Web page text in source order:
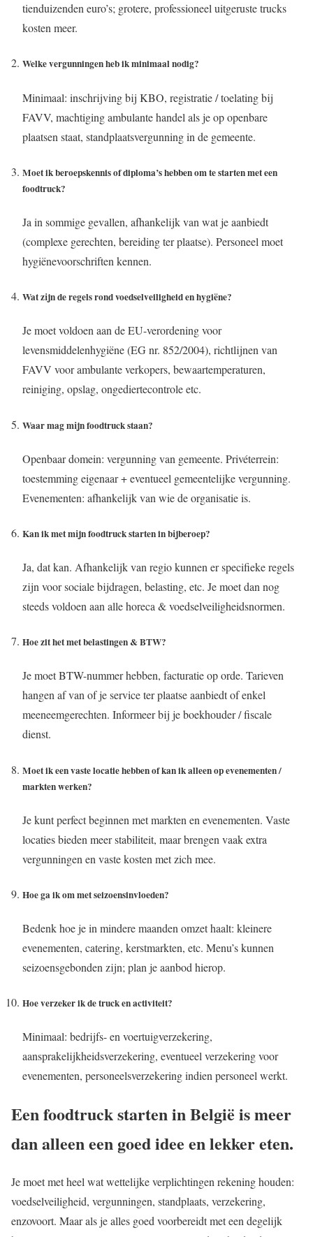
tienduizenden euro’s; grotere, professioneel uitgeruste trucks
kosten meer.
Welke vergunningen heb ik minimaal nodig?
Minimaal: inschrijving bij KBO, registratie / toelating bij
FAVV, machtiging ambulante handel als je op openbare
plaatsen staat, standplaatsvergunning in de gemeente.
Moet ik beroepskennis of diploma’s hebbenom te starten met een
foodtruck?
Ja in sommige gevallen, afhankelijk van wat je aanbiedt
(complexe gerechten, bereiding ter plaatse). Personeel moet
hygiënevoorschriften kennen.
Wat zijn de regels rond voedselveiligheid en hygiëne?
Je moet voldoen aan de EU-verordening voor
levensmiddelenhygiëne (EG nr. 852/2004), richtlijnen van
FAVV voor ambulante verkopers, bewaartemperaturen,
reiniging, opslag, ongediertecontrole etc.
Waar mag mijn foodtruck staan?
Openbaar domein: vergunning van gemeente. Privéterrein:
toestemming eigenaar + eventueel gemeentelijke vergunning.
Evenementen: afhankelijk van wie de organisatie is.
Kan ik met mijn foodtruck starten in bijberoep?
Ja, dat kan. Afhankelijk van regio kunnen er specifieke regels
zijn voor sociale bijdragen, belasting, etc. Je moet dan nog
steeds voldoen aan alle horeca & voedselveiligheidsnormen.
Hoe zit het met belastingen & BTW?
Je moet BTW-nummer hebben, facturatie op orde. Tarieven
hangen af van of je service ter plaatse aanbiedt of enkel
meeneemgerechten. Informeer bij je boekhouder / fiscale
dienst.
Moet ik een vaste locatie hebben of kan ik alleen op evenementen /
markten werken?
Je kunt perfect beginnen met markten en evenementen. Vaste
locaties bieden meer stabiliteit, maar brengen vaak extra
vergunningen en vaste kosten met zich mee.
Hoe ga ik om met seizoensinvloeden?
Bedenk hoe je in mindere maanden omzet haalt: kleinere
evenementen, catering, kerstmarkten, etc. Menu’s kunnen
seizoensgebonden zijn; plan je aanbod hierop.
Hoe verzeker ik de truck en activiteit?
Minimaal: bedrijfs- en voertuigverzekering,
aansprakelijkheidsverzekering, eventueel verzekering voor
evenementen, personeelsverzekering indien personeel werkt.
Een foodtruck starten in België is meer
dan alleen een goed idee en lekker eten.
Je moet met heel wat wettelijke verplichtingen rekening houden:
voedselveiligheid, vergunningen, standplaats, verzekering,
enzovoort. Maar als je alles goed voorbereidt met een degelijk